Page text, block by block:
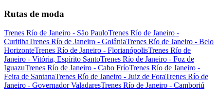
Rutas de moda
Trenes Río de Janeiro - São PauloTrenes Río de Janeiro -
CuritibaTrenes Río de Janeiro - GoiâniaTrenes Río de Janeiro - Belo
HorizonteTrenes Río de Janeiro - FlorianópolisTrenes Río de
Janeiro - Vitória, Espírito SantoTrenes Río de Janeiro - Foz de
IguazuTrenes Río de Janeiro - Cabo FríoTrenes Río de Janeiro -
Feira de SantanaTrenes Río de Janeiro - Juiz de ForaTrenes Río de
Janeiro - Governador ValadaresTrenes Río de Janeiro - Camboriú